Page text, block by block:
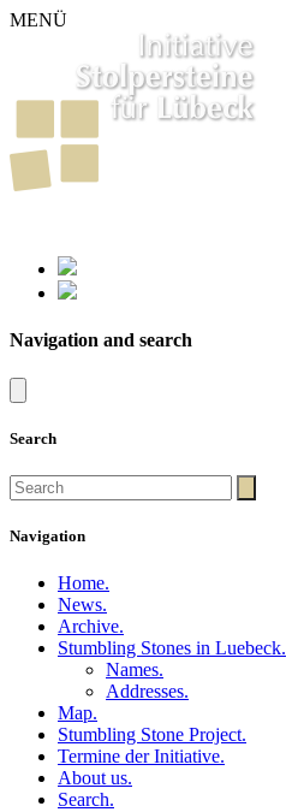
MENÜ
Navigation and search
Search
Navigation
Home.
News.
Archive.
Stumbling Stones in Luebeck.
Names.
Addresses.
Map.
Stumbling Stone Project.
Termine der Initiative.
About us.
Search.